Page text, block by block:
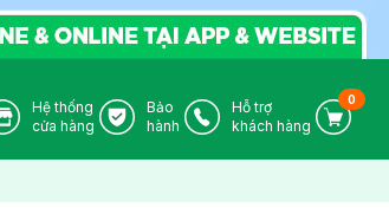
Store Icon
Hệ thống
cửa hàng
Warranty Icon
Bảo
hành
Phone Icon
Hỗ trợ
khách hàng
Cart
0